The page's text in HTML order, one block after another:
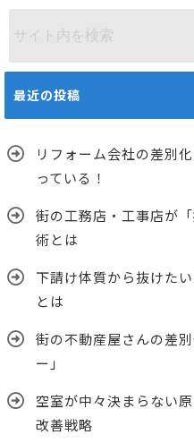
最近の投稿
リフォーム会社の差別
っている！
街の工務店・工事店が
術とは
下請け体質から抜けた
とは
街の不動産屋さんの差
ー」
空室が中々決まらない
改善戦略